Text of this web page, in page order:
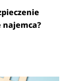
najemca?